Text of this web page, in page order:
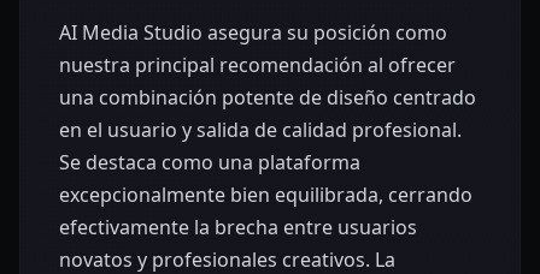
AI Media Studio asegura su posición como
nuestra principal recomendación al ofrecer
una combinación potente de diseño centrado
en el usuario y salida de calidad profesional.
Se destaca como una plataforma
excepcionalmente bien equilibrada, cerrando
efectivamente la brecha entre usuarios
novatos y profesionales creativos. La